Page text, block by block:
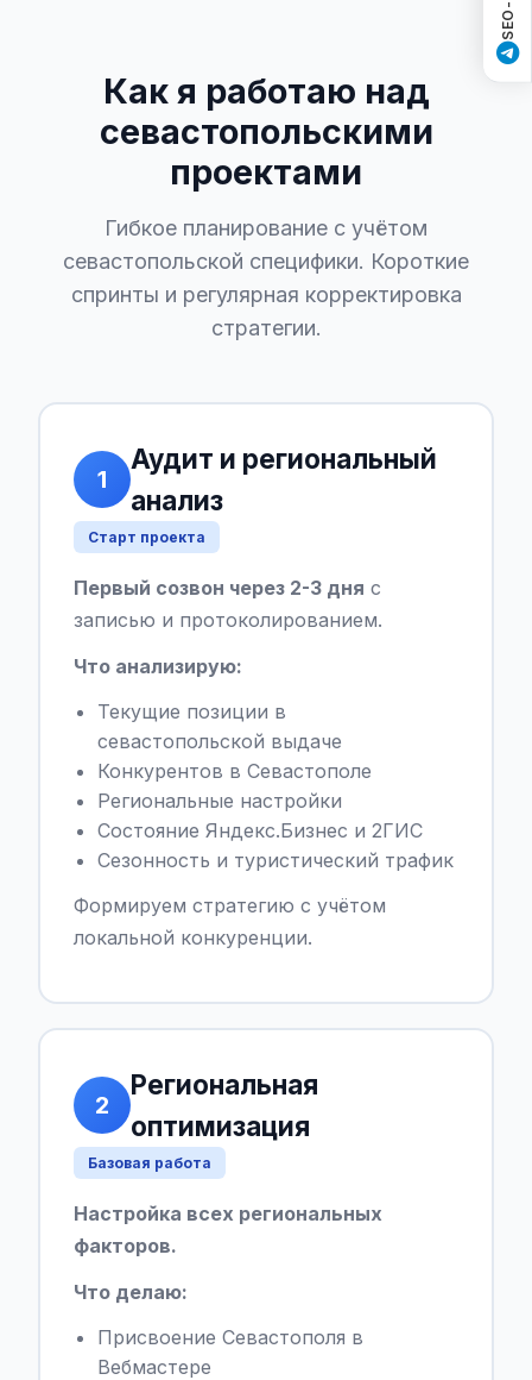
Как я работаю над
севастопольскими
проектами
Гибкое планирование с учётом
севастопольской специфики. Короткие
спринты и регулярная корректировка
стратегии.
1
Аудит и региональный
анализ
Старт проекта
Первый созвон через 2-3 дня с
записью и протоколированием.
Что анализирую:
Текущие позиции в
севастопольской выдаче
Конкурентов в Севастополе
Региональные настройки
Состояние Яндекс.Бизнес и 2ГИС
Сезонность и туристический трафик
Формируем стратегию с учётом
локальной конкуренции.
2
Региональная
оптимизация
Базовая работа
Настройка всех региональных
факторов.
Что делаю:
Присвоение Севастополя в
Вебмастере